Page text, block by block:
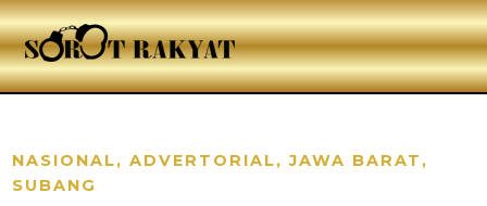
NASIONAL,ADVERTORIAL,JAWA BARAT ,
SUBANG